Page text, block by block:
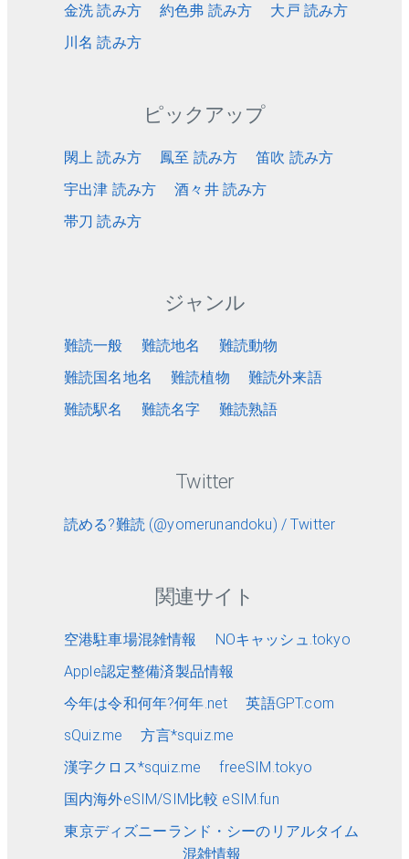
金洗 読み方
約色弗 読み方
大戸 読み方
川名 読み方
ピックアップ
閖上 読み方 鳳至 読み方
笛吹 読み方
宇出津 読み方
酒々井 読み方
帯刀 読み方
ジャンル
難読一般 難読地名
難読動物
難読国名地名
難読植物
難読外来語
難読駅名
難読名字 難読熟語
Twitter
読める?難読 (@yomerunandoku) / Twitter
関連サイト
空港駐車場混雑情報
NOキャッシュ.tokyo
Apple認定整備済製品情報
今年は令和何年?何年.net
英語GPT.com
sQuiz.me
方言*squiz.me
漢字クロス*squiz.me
freeSIM.tokyo
国内海外eSIM/SIM比較 eSIM.fun
東京ディズニーランド・シーのリアルタイム
混雑情報